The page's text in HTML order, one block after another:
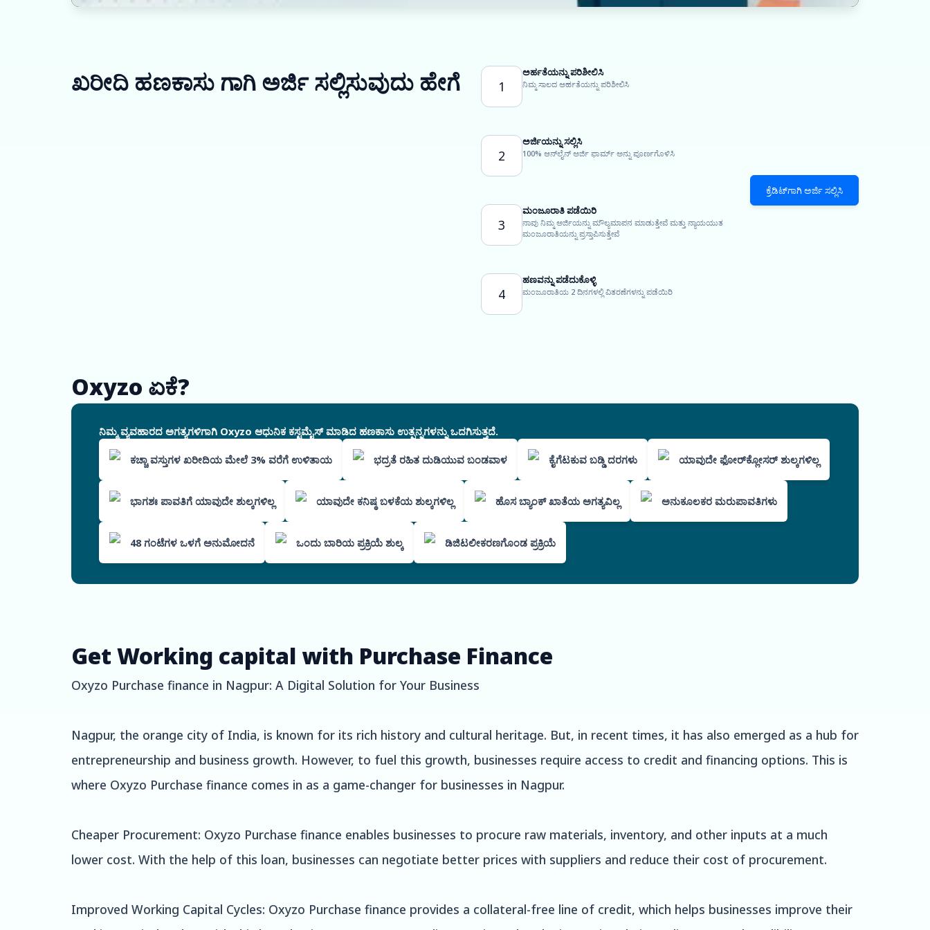
ಖರೀದಿ ಹಣಕಾಸು ಗಾಗಿ ಅರ್ಜಿ ಸಲ್ಲಿಸುವುದು ಹೇಗೆ 1
ಅರ್ಹತೆಯನ್ನು ಪರಿಶೀಲಿಸಿ
ನಿಮ್ಮ ಸಾಲದ ಅರ್ಹತೆಯನ್ನು ಪರಿಶೀಲಿಸಿ
2
ಅರ್ಜಿಯನ್ನು ಸಲ್ಲಿಸಿ
100% ಆನ್‌ಲೈನ್ ಅರ್ಜಿ ಫಾರ್ಮ್ ಅನ್ನು ಪೂರ್ಣಗೊಳಿಸಿ
3
ಮಂಜೂರಾತಿ ಪಡೆಯಿರಿ
ನಾವು ನಿಮ್ಮ ಅರ್ಜಿಯನ್ನು ಮೌಲ್ಯಮಾಪನ ಮಾಡುತ್ತೇವೆ ಮತ್ತು ನ್ಯಾಯಯುತ
ಮಂಜೂರಾತಿಯನ್ನು ಪ್ರಸ್ತಾಪಿಸುತ್ತೇವೆ
4
ಹಣವನ್ನು ಪಡೆದುಕೊಳ್ಳಿ
ಮಂಜೂರಾತಿಯ 2 ದಿನಗಳಲ್ಲಿ ವಿತರಣೆಗಳನ್ನು ಪಡೆಯಿರಿ
ಕ್ರೆಡಿಟ್‌ಗಾಗಿ ಅರ್ಜಿ ಸಲ್ಲಿಸಿ
Oxyzo ಏಕೆ?
ನಿಮ್ಮ ವ್ಯವಹಾರದ ಅಗತ್ಯಗಳಿಗಾಗಿ Oxyzo ಆಧುನಿಕ ಕಸ್ಟಮೈಸ್ ಮಾಡಿದ ಹಣಕಾಸು ಉತ್ಪನ್ನಗಳನ್ನು ಒದಗಿಸುತ್ತದೆ.
ಕಚ್ಚಾ ವಸ್ತುಗಳ ಖರೀದಿಯ ಮೇಲೆ 3% ವರೆಗೆ ಉಳಿತಾಯ ಭದ್ರತೆ ರಹಿತ ದುಡಿಯುವ ಬಂಡವಾಳ ಕೈಗೆಟಕುವ ಬಡ್ಡಿ ದರಗಳು ಯಾವುದೇ ಫೋರ್‌ಕ್ಲೋಸರ್ ಶುಲ್ಕಗಳಿಲ್ಲ
ಭಾಗಶಃ ಪಾವತಿಗೆ ಯಾವುದೇ ಶುಲ್ಕಗಳಿಲ್ಲ ಯಾವುದೇ ಕನಿಷ್ಠ ಬಳಕೆಯ ಶುಲ್ಕಗಳಿಲ್ಲ ಹೊಸ ಬ್ಯಾಂಕ್ ಖಾತೆಯ ಅಗತ್ಯವಿಲ್ಲ ಅನುಕೂಲಕರ ಮರುಪಾವತಿಗಳು
48 ಗಂಟೆಗಳ ಒಳಗೆ ಅನುಮೋದನೆ ಒಂದು ಬಾರಿಯ ಪ್ರಕ್ರಿಯೆ ಶುಲ್ಕ ಡಿಜಿಟಲೀಕರಣಗೊಂಡ ಪ್ರಕ್ರಿಯೆ
Get Working capital with Purchase Finance
Oxyzo Purchase finance in Nagpur: A Digital Solution for Your Business
Nagpur, the orange city of India, is known for its rich history and cultural heritage. But, in recent times, it has also emerged as a hub for
entrepreneurship and business growth. However, to fuel this growth, businesses require access to credit and financing options. This is
where Oxyzo Purchase finance comes in as a game-changer for businesses in Nagpur.
Cheaper Procurement: Oxyzo Purchase finance enables businesses to procure raw materials, inventory, and other inputs at a much
lower cost. With the help of this loan, businesses can negotiate better prices with suppliers and reduce their cost of procurement.
Improved Working Capital Cycles: Oxyzo Purchase finance provides a collateral-free line of credit, which helps businesses improve their